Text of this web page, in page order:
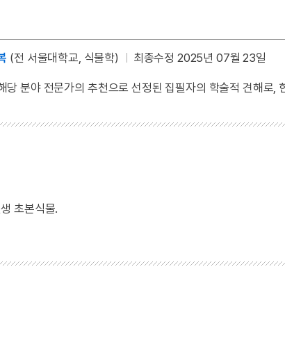
(전 서울대학교, 식물학) 최종수정 2025년 07월 23일
당 분야 전문가의 추천으로 선정된 집필자의 학술적 견해로,
초본식물.